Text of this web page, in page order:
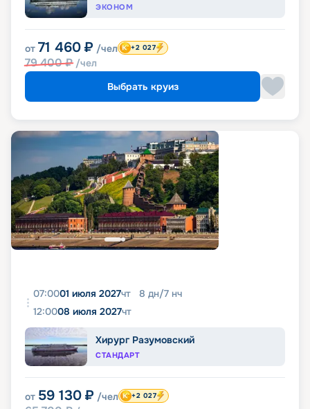
ЭКОНОМ
от 71 460 ₽ /чел
79 400₽ /чел
+2 027
Выбрать круиз
07:0001 июля 2027чт 8 дн/7 нч
12:0008 июля 2027чт
Хирург Разумовский
СТАНДАРТ
от 59 130 ₽ /чел +2 027